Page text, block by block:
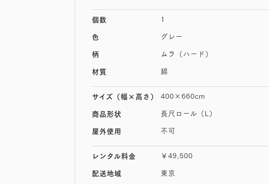
個数 1
色 グレー
柄 ムラ（ハード）
材質 綿
サイズ （幅×高さ） 400×660cm
商品形状 長尺ロール（L）
屋外使用 不可
レンタル料金 ￥49,500
配送地域 東京